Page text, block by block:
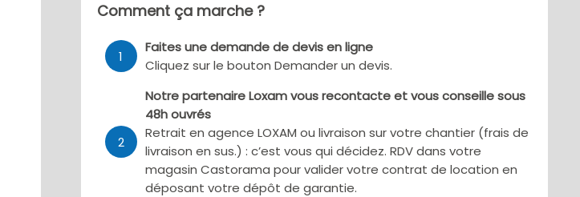
Comment ça marche ?
1
Faites une demande de devis en ligne
Cliquez sur le bouton Demander un devis.
2
Notre partenaire Loxam vous recontacte et vous conseille sous
48h ouvrés
Retrait en agence LOXAM ou livraison sur votre chantier (frais de
livraison en sus.) : c’est vous qui décidez. RDV dans votre
magasin Castorama pour valider votre contrat de location en
déposant votre dépôt de garantie.